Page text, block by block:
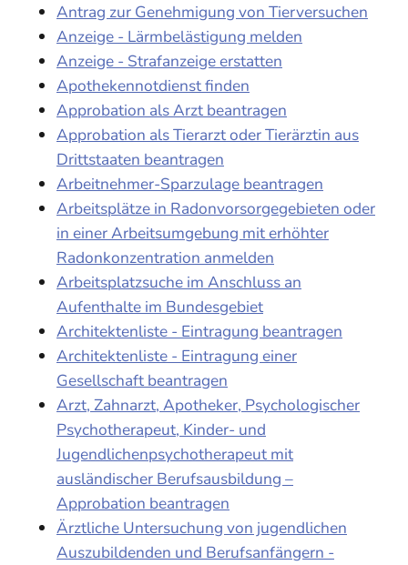
Antrag zur Genehmigung von Tierversuchen
Anzeige - Lärmbelästigung melden
Anzeige - Strafanzeige erstatten
Apothekennotdienst finden
Approbation als Arzt beantragen
Approbation als Tierarzt oder Tierärztin aus
Drittstaaten beantragen
Arbeitnehmer-Sparzulage beantragen
Arbeitsplätze in Radonvorsorgegebieten oder
in einer Arbeitsumgebung mit erhöhter
Radonkonzentration anmelden
Arbeitsplatzsuche im Anschluss an
Aufenthalte im Bundesgebiet
Architektenliste - Eintragung beantragen
Architektenliste - Eintragung einer
Gesellschaft beantragen
Arzt, Zahnarzt, Apotheker, Psychologischer
Psychotherapeut, Kinder- und
Jugendlichenpsychotherapeut mit
ausländischer Berufsausbildung –
Approbation beantragen
Ärztliche Untersuchung von jugendlichen
Auszubildenden und Berufsanfängern -